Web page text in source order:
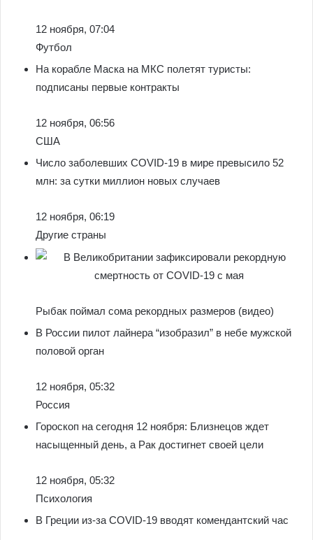
12 ноября, 07:04
Футбол
На корабле Маска на МКС полетят туристы:
подписаны первые контракты
12 ноября, 06:56
США
Число заболевших COVID-19 в мире превысило 52
млн: за сутки миллион новых случаев
12 ноября, 06:19
Другие страны
Рыбак поймал сома рекордных размеров (видео)
В России пилот лайнера “изобразил” в небе мужской
половой орган
12 ноября, 05:32
Россия
Гороскоп на сегодня 12 ноября: Близнецов ждет
насыщенный день, а Рак достигнет своей цели
12 ноября, 05:32
Психология
В Греции из-за COVID-19 вводят комендантский час